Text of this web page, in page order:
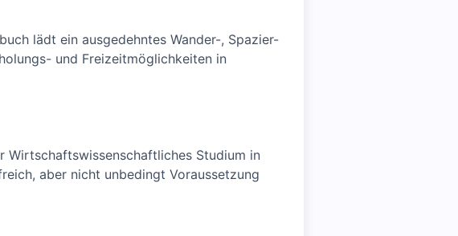
lädt ein ausgedehntes Wander-, Spazier-
und Freizeitmöglichkeiten in
Wirtschaftswissenschaftliches Studium in
aber nicht unbedingt Voraussetzung